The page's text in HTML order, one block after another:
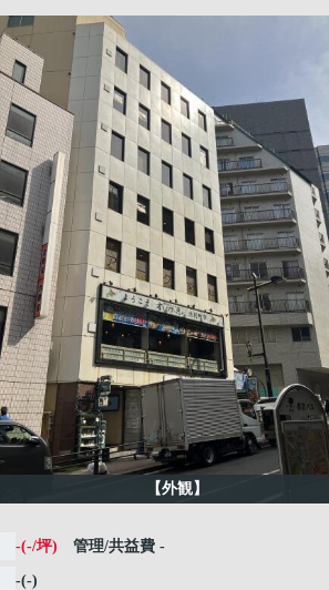
【外観】
-(-/坪) 管理/共益費 -
-(-)